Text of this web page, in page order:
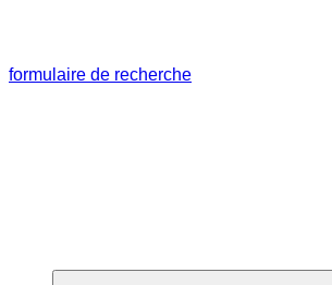
formulaire de recherche